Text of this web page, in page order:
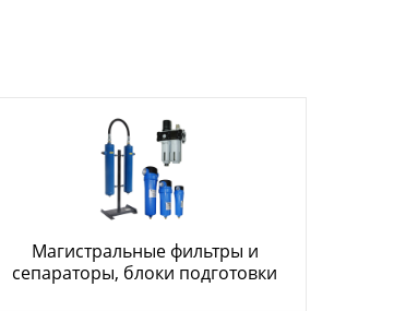
Магистральные фильтры и
сепараторы, блоки подготовки